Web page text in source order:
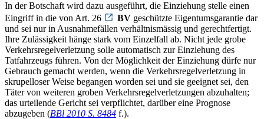
In der Botschaft wird dazu ausgeführt, die Einziehung stelle einen
Eingriff in die von Art. 26
BV geschützte Eigentumsgarantie dar
und sei nur in Ausnahmefällen verhältnismässig und gerechtfertigt.
Ihre Zulässigkeit hänge stark vom Einzelfall ab. Nicht jede grobe
Verkehrsregelverletzung solle automatisch zur Einziehung des
Tatfahrzeugs führen. Von der Möglichkeit der Einziehung dürfe nur
Gebrauch gemacht werden, wenn die Verkehrsregelverletzung in
skrupelloser Weise begangen worden sei und sie geeignet sei, den
Täter von weiteren groben Verkehrsregelverletzungen abzuhalten;
das urteilende Gericht sei verpflichtet, darüber eine Prognose
abzugeben (BBl 2010 S. 8484 f.).